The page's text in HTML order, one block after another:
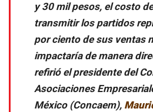
y 30 mil pesos, el costo
transmitir los partidos
por ciento de sus ventas
impactaría de manera
refirió el presidente del
Asociaciones
México (Concaem),